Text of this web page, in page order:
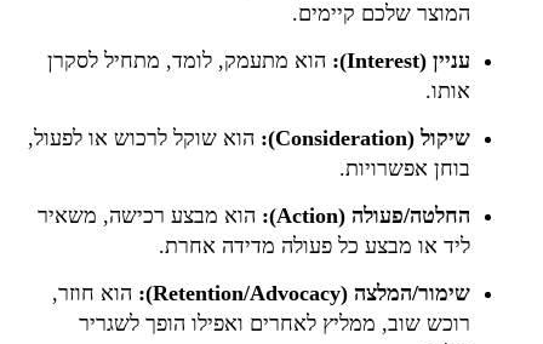
המוצר שלכם קיימים.
עניין (Interest):
הוא מתעמק, לומד, מתחיל לסקרן
אותו.
שיקול (Consideration):
הוא שוקל לרכוש או לפעול,
בוחן אפשרויות.
החלטה/פעולה (Action):
הוא מבצע רכישה, משאיר
ליד או מבצע כל פעולה מדידה אחרת.
שימור/המלצה (Retention/Advocacy):
הוא חוזר,
רוכש שוב, ממליץ לאחרים ואפילו הופך לשגריר